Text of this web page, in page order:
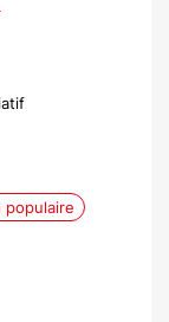
populaire